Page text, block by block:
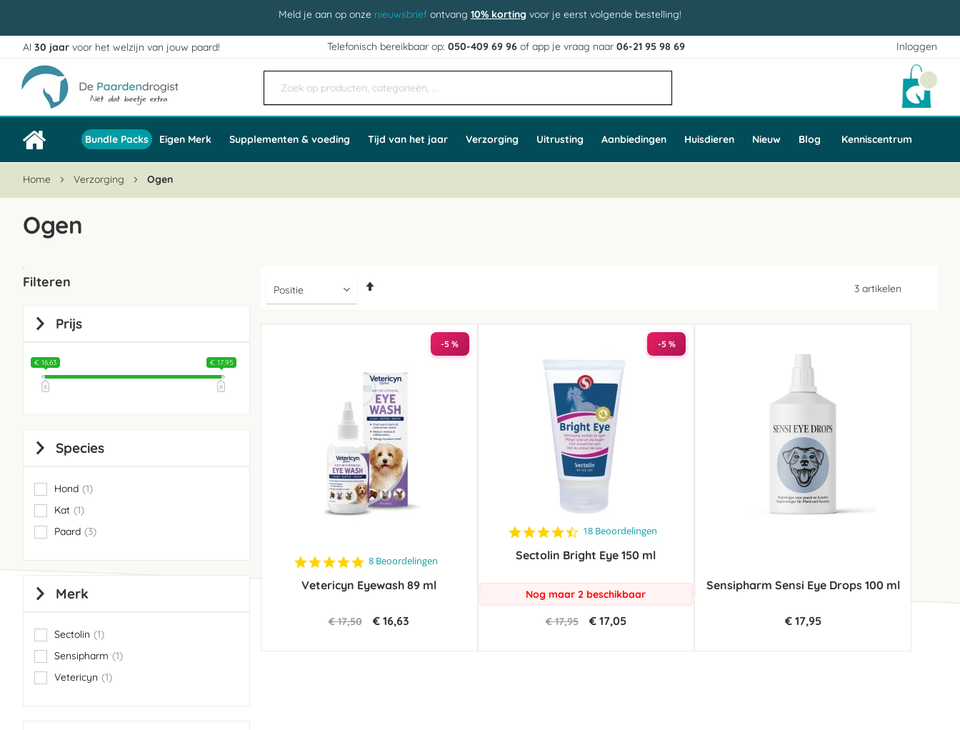
Meld je aan op onze nieuwsbrief ontvang 10% korting voor je eerst volgende bestelling!
Inloggen
Ga
naar
de
inhoud
Al 30 jaar voor het welzijn van jouw paard! Telefonisch bereikbaar op:050-409 69 96 of app je vraag naar06-21 95 98 69
Bundle Packs Eigen Merk Supplementen & voeding Tijd van het jaar Verzorging Uitrusting Aanbiedingen Huisdieren Nieuw Blog Kenniscentrum
Home Verzorging Ogen
Ogen
3 artikelen
-5 %
4.8
rating
8 Beoordelingen
Vetericyn Eyewash 89 ml
€ 17,50 € 16,63
-5 %
4.7
rating
18 Beoordelingen
Sectolin Bright Eye 150 ml
Nog maar 2 beschikbaar
€ 17,95 € 17,05
Sensipharm Sensi Eye Drops 100 ml
€ 17,95
Filteren
Prijs
€ 16,63 € 17,95
Species
Hond 1
item
Kat 1
item
Paard
3
items
Merk
Sectolin 1
item
Sensipharm
1
item
Vetericyn
1
item